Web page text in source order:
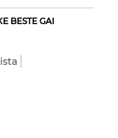
BESTE GAI